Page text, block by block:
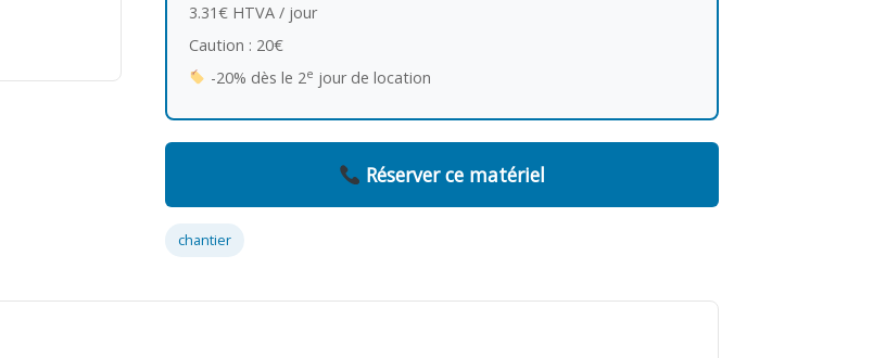
3.31€ HTVA / jour
Caution : 20€
-20% dès le 2e jour de location
Réserver ce matériel
chantier